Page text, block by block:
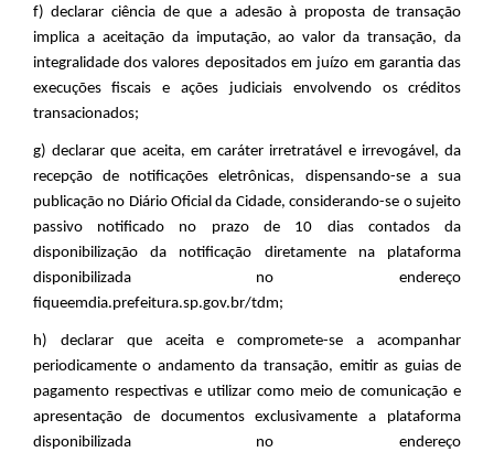
f) declarar ciência de que a adesão à proposta de transação
implica a aceitação da imputação, ao valor da transação, da
integralidade dos valores depositados em juízo em garantia das
execuções fiscais e ações judiciais envolvendo os créditos
transacionados;
g) declarar que aceita, em caráter irretratável e irrevogável,da
recepção de notificações eletrônicas, dispensando-se a sua
publicação no Diário Oficial da Cidade, considerando-se o sujeito
passivo notificado no prazo de 10 dias contados da
disponibilização da notificação diretamente na plataforma
disponibilizada no endereço
fiqueemdia.prefeitura.sp.gov.br/tdm;
h) declarar que aceita e compromete-se a acompanhar
periodicamente o andamento da transação, emitir as guias de
pagamento respectivas e utilizar como meio de comunicação e
apresentação de documentos exclusivamente a plataforma
disponibilizada no endereço